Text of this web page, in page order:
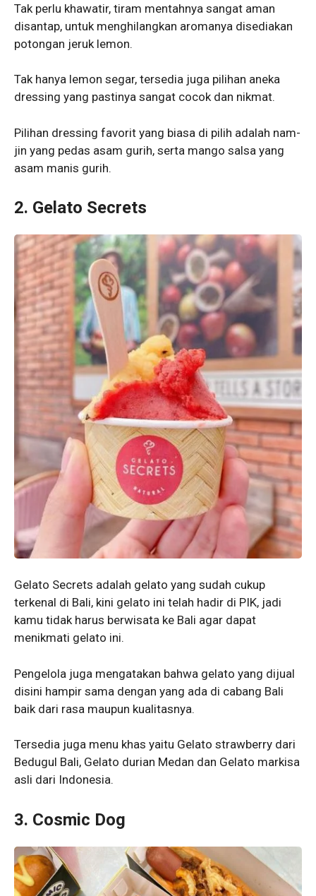
Tak perlu khawatir, tiram mentahnya sangat aman
disantap, untuk menghilangkan aromanya disediakan
potongan jeruk lemon.
Tak hanya lemon segar, tersedia juga pilihan aneka
dressing yang pastinya sangat cocok dan nikmat.
Pilihan dressing favorit yang biasa di pilih adalah nam-
jin yang pedas asam gurih, serta mango salsa yang
asam manis gurih.
2. Gelato Secrets
Gelato Secrets adalah gelato yang sudah cukup
terkenal di Bali, kini gelato ini telah hadir di PIK, jadi
kamu tidak harus berwisata ke Bali agar dapat
menikmati gelato ini.
Pengelola juga mengatakan bahwa gelato yang dijual
disini hampir sama dengan yang ada di cabang Bali
baik dari rasa maupun kualitasnya.
Tersedia juga menu khas yaitu Gelato strawberry dari
Bedugul Bali, Gelato durian Medan dan Gelato markisa
asli dari Indonesia.
3. Cosmic Dog